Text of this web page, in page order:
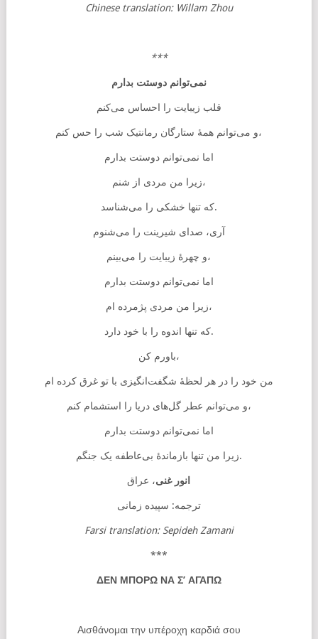
Chinese translation: Willam Zhou
***
نمی‌توانم دوستت بدارم
قلب زیبایت را احساس می‌کنم
و می‌توانم همهٔ ستارگان رمانتیک شب را حس کنم،
اما نمی‌توانم دوستت بدارم
زیرا من مردی از شنم،
که تنها خشکی را می‌شناسد.
آری، صدای شیرینت را می‌شنوم
و چهرهٔ زیبایت را می‌بینم،
اما نمی‌توانم دوستت بدارم
زیرا من مردی پژمرده ام،
که تنها اندوه را با خود دارد.
باورم کن،
من خود را در هر لحظهٔ شگفت‌انگیزی با تو غرق کرده ام
و می‌توانم عطر گل‌های دریا را استشمام کنم،
اما نمی‌توانم دوستت بدارم
زیرا من تنها بازماندهٔ بی‌عاطفه یک جنگم.
انور غنی، عراق
ترجمه: سپیده زمانی
Farsi translation: Sepideh Zamani
***
ΔΕΝ ΜΠΟΡΩ ΝΑ Σ’ ΑΓΑΠΩ
Αισθάνομαι την υπέροχη καρδιά σου